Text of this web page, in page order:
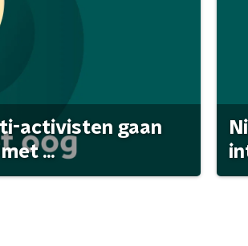
activisten gaan
...